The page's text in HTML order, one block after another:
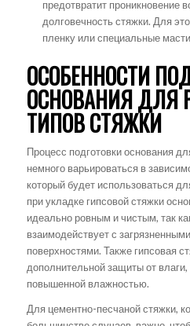
предотвратит проникновение
долговечность стяжки. Для
пленку или специальные
ОСОБЕННОСТИ
ОСНОВАНИЯ ДЛЯ
ТИПОВ СТЯЖКИ
Процесс подготовки основания
немного варьироваться в
который будет использоваться
при укладке гипсовой стяжки
идеально ровным и чистым, так
взаимодействует с
поверхностями. Также гипсовая
дополнительной защиты от
повышенной влажностью.
Для цементно-песчаной стяжки,